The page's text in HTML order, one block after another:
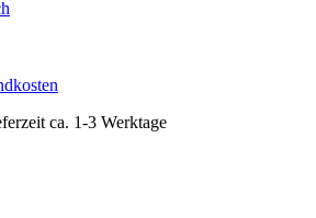
ca. 1-3 Werktage